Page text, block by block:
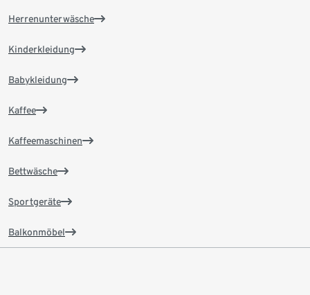
Herrenunterwäsche
Kinderkleidung
Babykleidung
Kaffee
Kaffeemaschinen
Bettwäsche
Sportgeräte
Balkonmöbel